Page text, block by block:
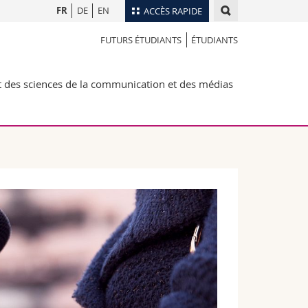
ACCÈS RAPIDE
Annuaire du personnel
Bibliothèques
Programme des cours
FR DE EN
FUTURS ÉTUDIANTS ÉTUDIANTS
sciences de la communication et des médias